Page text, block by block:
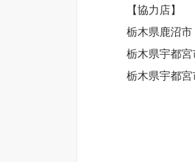
【協力店】
栃木県鹿沼
栃木県宇都
栃木県宇都